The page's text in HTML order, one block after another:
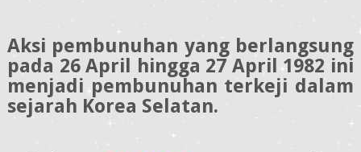
Aksi pembunuhan yang berlangsung
pada 26 April hingga 27 April 1982 ini
menjadi pembunuhan terkeji dalam
sejarah Korea Selatan.